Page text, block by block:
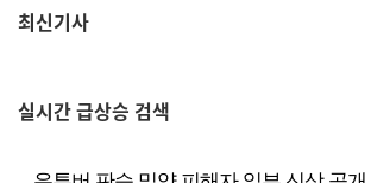
최신기사
실시간급상승 검색